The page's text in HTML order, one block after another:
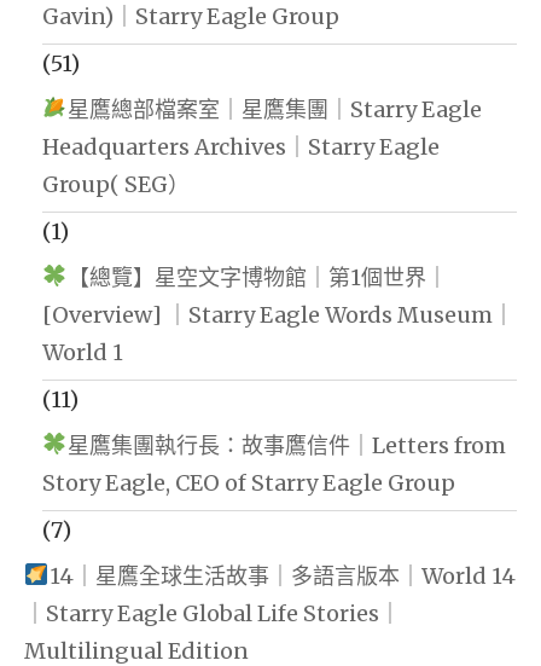
Gavin)｜Starry Eagle Group
(51)
星鷹總部檔案室｜星鷹集團｜Starry Eagle
Headquarters Archives｜Starry Eagle
Group( SEG）
(1)
【總覽】星空文字博物館｜第1個世界｜
[Overview] ｜Starry Eagle Words Museum｜
World 1
(11)
星鷹集團執行長：故事鷹信件｜Letters from
Story Eagle, CEO of Starry Eagle Group
(7)
14｜星鷹全球生活故事｜多語言版本｜World 14
｜Starry Eagle Global Life Stories｜
Multilingual Edition